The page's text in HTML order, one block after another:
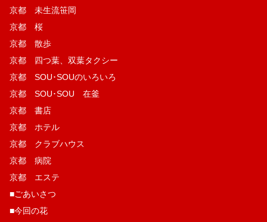
京都 未生流笹岡
京都 桜
京都 散歩
京都 四つ葉、双葉タクシー
京都 SOU･SOUのいろいろ
京都 SOU･SOU 在釜
京都 書店
京都 ホテル
京都 クラブハウス
京都 病院
京都 エステ
■ごあいさつ
■今回の花